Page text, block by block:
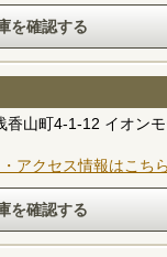
香山町4-1-12 イオン
アクセス情報はこちら